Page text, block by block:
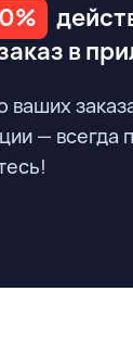
в
— всегда